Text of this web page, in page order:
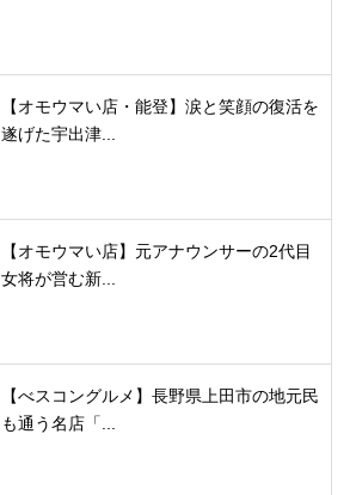
【オモウマい店・能登】涙と笑顔の復活を
遂げた宇出津...
【オモウマい店】元アナウンサーの2代目
女将が営む新...
【べスコングルメ】長野県上田市の地元民
も通う名店「...